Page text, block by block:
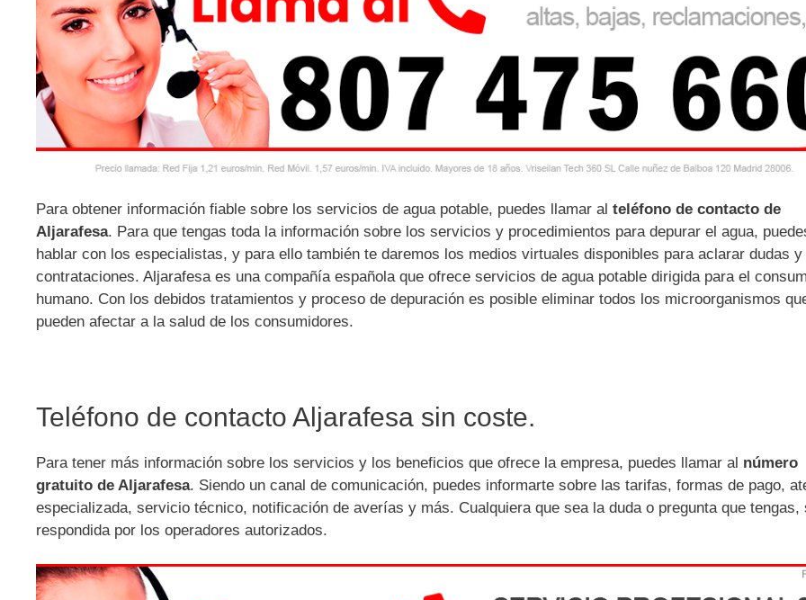
Para obtener información fiable sobre los servicios de agua potable, puedes llamar al teléfono de contacto de
Aljarafesa. Para que tengas toda la información sobre los servicios y procedimientos para depurar el agua,
hablar con los especialistas, y para ello también te daremos los medios virtuales disponibles para aclarar dudas y
contrataciones. Aljarafesa es una compañía española que ofrece servicios de agua potable dirigida para el
humano. Con los debidos tratamientos y proceso de depuración es posible eliminar todos los microorganismos
pueden afectar a la salud de los consumidores.
Teléfono de contacto Aljarafesa sin coste.
Para tener más información sobre los servicios y los beneficios que ofrece la empresa, puedes llamar al número
gratuito de Aljarafesa. Siendo un canal de comunicación, puedes informarte sobre las tarifas, formas de pago,
especializada, servicio técnico, notificación de averías y más. Cualquiera que sea la duda o pregunta que tengas,
respondida por los operadores autorizados.